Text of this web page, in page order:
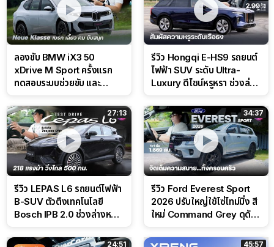
ลองขับ BMW iX3 50
xDrive M Sport ครั้งแรก
ทดสอบระบบช่วยขับ และ
สนาม
รีวิว Hongqi E-HS9 รถยนต์
ไฟฟ้า SUV ระดับ Ultra-
Luxury ดีไซน์หรูหรา ช่วงล่าง
27:13
รีวิว LEPAS L6 รถยนต์ไฟฟ้า
B-SUV ตัวตึงเทคโนโลยี
Bosch IPB 2.0 ช่วงล่างหนึบ
34:37
รีวิว Ford Everest Sport
2026 ปรับใหญ่ใช้โซ่ไทม์มิ่ง สี
ใหม่ Command Grey ดุดัน
24:51 45:57